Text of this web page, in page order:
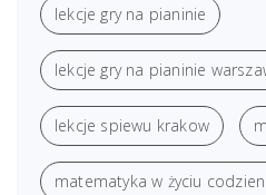
lekcje gry na pianinie
lekcje gry na pianinie
lekcje spiewu krakow
matematyka w życiu